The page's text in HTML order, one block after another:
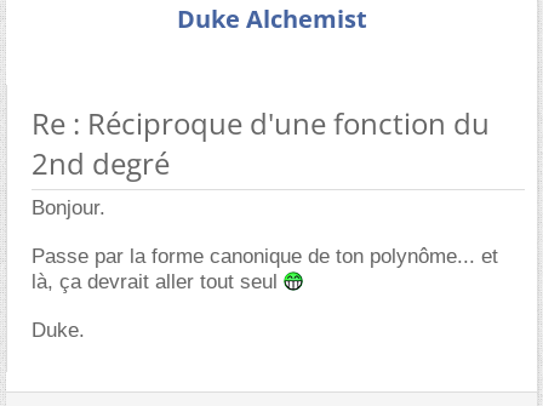
Duke Alchemist
Re : Réciproque d'une fonction du
2nd degré
Bonjour.
Passe par la forme canonique de ton polynôme... et
là, ça devrait aller tout seul
Duke.